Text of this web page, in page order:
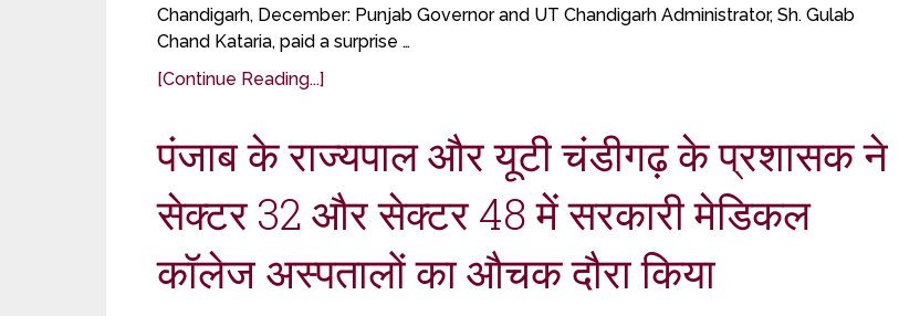
Chandigarh, December: Punjab Governor and UT Chandigarh Administrator, Sh. Gulab
Chand Kataria, paid a surprise …
[Continue Reading...]
पंजाब के राज्यपाल और यूटी चंडीगढ़ के प्रशासक ने
सेक्टर 32 और सेक्टर 48 में सरकारी मेडिकल
कॉलेज अस्पतालों का औचक दौरा किया